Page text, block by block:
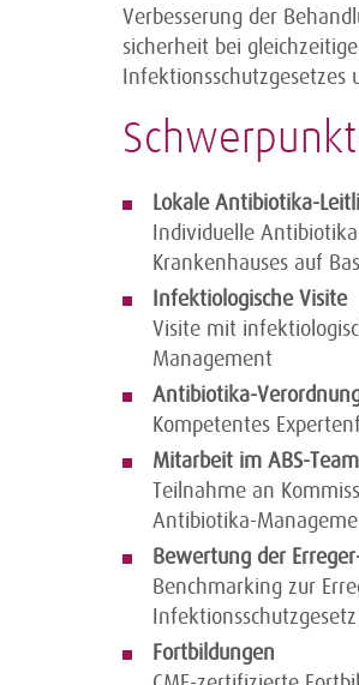
Verbesserung der
sicherheit bei
Lokale Antibiotika-
Individuelle
Krankenhauses auf
Infektiologische Visite
Visite mit
Management
Antibiotika-
Kompetentes
Mitarbeit im ABS-
Teilnahme an
Antibiotika-
Bewertung der
Benchmarking zur
Fortbildungen